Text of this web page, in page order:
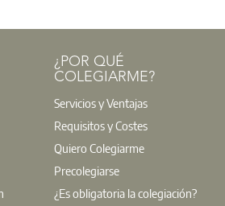
¿POR QUÉ
COLEGIARME?
Servicios y Ventajas
Requisitos y Costes
Quiero Colegiarme
Precolegiarse
¿Es obligatoria la colegiación?